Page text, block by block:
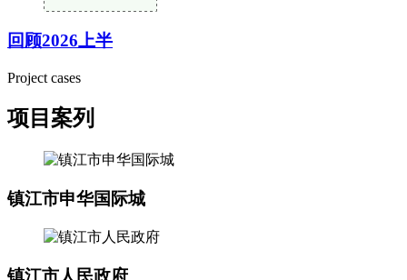
回顾2026上半
Project cases
项目案列
镇江市申华国际城
镇江市人民政府